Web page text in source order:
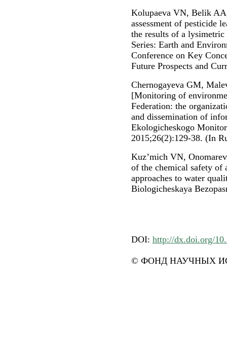
Kolupaeva VN, Belik
assessment of pesticide
the results of a
Series: Earth and
Conference on Key
Future Prospects and
Chernogayeva GM,
[Monitoring of
Federation: the
and dissemination of
Ekologicheskogo
2015;26(2):129-38. (In
Kuz’mich VN,
of the chemical safety of
approaches to water
Biologicheskaya
DOI: http://dx.doi.org/
© ФОНД НАУЧНЫХ